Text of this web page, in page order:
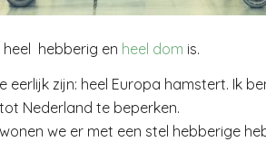
hebberig en heel dom is.
eerlijk zijn: heel Europa hamstert. Ik
Nederland te beperken.
we er met een stel hebberige